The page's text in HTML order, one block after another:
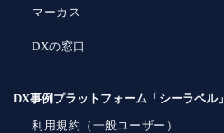
マーカス
DXの窓口
DX事例プラットフォーム「シーラベル」
利用規約（一般ユーザー）